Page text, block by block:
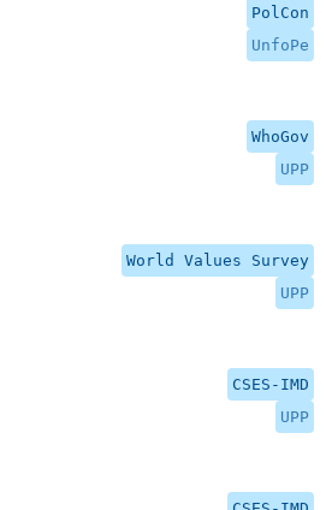
PolCon
UnfoPe
WhoGov
UPP
World Values Survey
UPP
CSES-IMD
UPP